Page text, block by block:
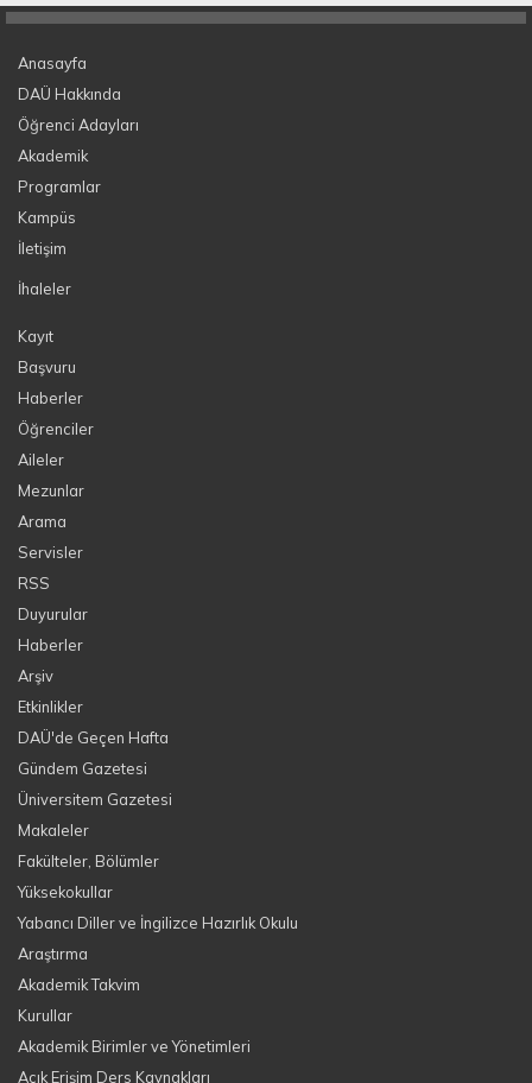
Anasayfa
DAÜ Hakkında
Öğrenci Adayları
Akademik
Programlar
Kampüs
İletişim
İhaleler
Kayıt
Başvuru
Haberler
Öğrenciler
Aileler
Mezunlar
Arama
Servisler
RSS
Duyurular
Haberler
Arşiv
Etkinlikler
DAÜ'de Geçen Hafta
Gündem Gazetesi
Üniversitem Gazetesi
Makaleler
Fakülteler, Bölümler
Yüksekokullar
Yabancı Diller ve İngilizce Hazırlık Okulu
Araştırma
Akademik Takvim
Kurullar
Akademik Birimler ve Yönetimleri
Açık Erişim Ders Kaynakları